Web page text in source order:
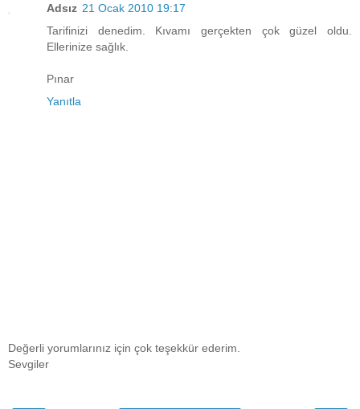
Adsız 21 Ocak 2010 19:17
Tarifinizi denedim. Kıvamı gerçekten çok güzel oldu.
Ellerinize sağlık.
Pınar
Yanıtla
Değerli yorumlarınız için çok teşekkür ederim.
Sevgiler